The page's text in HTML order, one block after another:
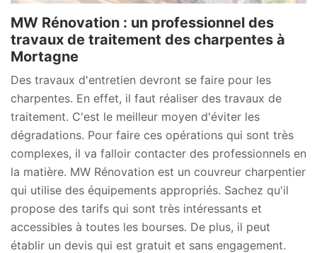
MW Rénovation : un professionnel des
travaux de traitement des charpentes à
Mortagne
Des travaux d'entretien devront se faire pour les
charpentes. En effet, il faut réaliser des travaux de
traitement. C'est le meilleur moyen d'éviter les
dégradations. Pour faire ces opérations qui sont très
complexes, il va falloir contacter des professionnels en
la matière. MW Rénovation est un couvreur charpentier
qui utilise des équipements appropriés. Sachez qu'il
propose des tarifs qui sont très intéressants et
accessibles à toutes les bourses. De plus, il peut
établir un devis qui est gratuit et sans engagement.